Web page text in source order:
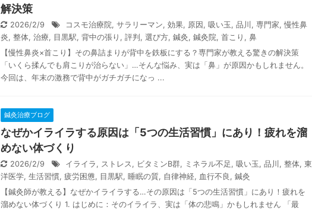
解決策
2026/2/9 コスモ治療院, サラリーマン, 効果, 原因 , 吸い玉, 品川 , 専門家, 慢性鼻
炎, 整体, 治療, 目黒駅, 背中の張り , 評判 , 選び方, 鍼灸, 鍼灸院, 首こり , 鼻
【慢性鼻炎×首こり】その鼻詰まりが背中を鉄板にする？専門家が教える驚きの解決策
「いくら揉んでも肩こりが治らない」…そんな悩み、実は「鼻」が原因かもしれません。
今回は、年末の激務で背中がガチガチになっ ...
鍼灸治療ブログ
なぜかイライラする原因は「5つの生活習慣」にあり！疲れを溜
めない体づくり
2026/2/9 イライラ , ストレス, ビタミンB群, ミネラル不足 , 吸い玉, 品川 , 整体, 東
洋医学, 生活習慣, 疲労困憊, 目黒駅, 睡眠の質, 自律神経, 血行不良 , 鍼灸
【鍼灸師が教える】なぜかイライラする…その原因は「5つの生活習慣」にあり！疲れを
溜めない体づくり 1. はじめに：そのイライラ、実は「体の悲鳴」かもしれません 「最